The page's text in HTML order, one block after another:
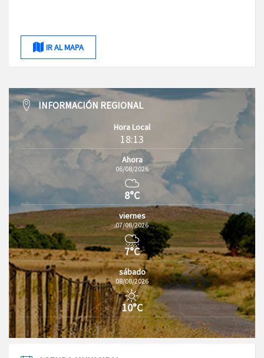
IR AL MAPA
INFORMACIÓN REGIONAL
Hora Local
18:13
Ahora
06/08/2026
8°C
viernes
07/08/2026
7°C
sábado
08/08/2026
10°C